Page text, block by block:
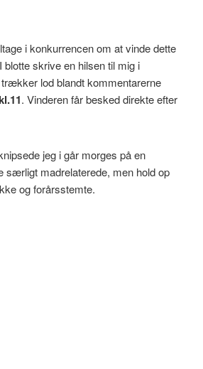
i konkurrencen om at vinde dette
skrive en hilsen til mig i
lod blandt kommentarerne
. Vinderen får besked direkte efter
jeg i går morges på en
særligt madrelaterede, men hold op
og forårsstemte.